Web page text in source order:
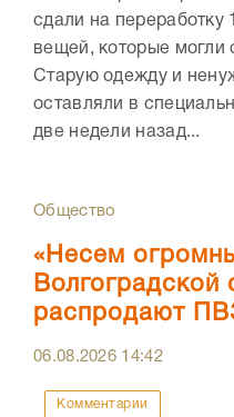
сдали на переработку
вещей, которые могли
Старую одежду и
оставляли в
две недели назад...
Общество
«Несем
Волгоградской
распродают
06.08.2026 14:42
Комментарии